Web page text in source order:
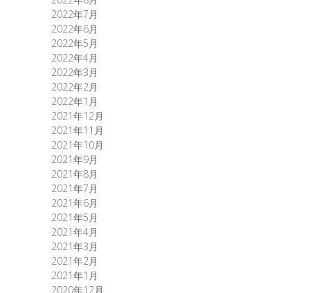
2022年7月
2022年6月
2022年5月
2022年4月
2022年3月
2022年2月
2022年1月
2021年12月
2021年11月
2021年10月
2021年9月
2021年8月
2021年7月
2021年6月
2021年5月
2021年4月
2021年3月
2021年2月
2021年1月
2020年12月